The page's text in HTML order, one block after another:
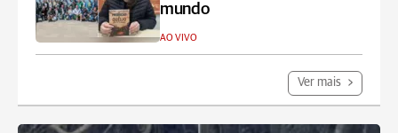
mundo
AO VIVO
Ver mais